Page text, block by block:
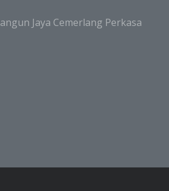
Jaya Cemerlang Perkasa